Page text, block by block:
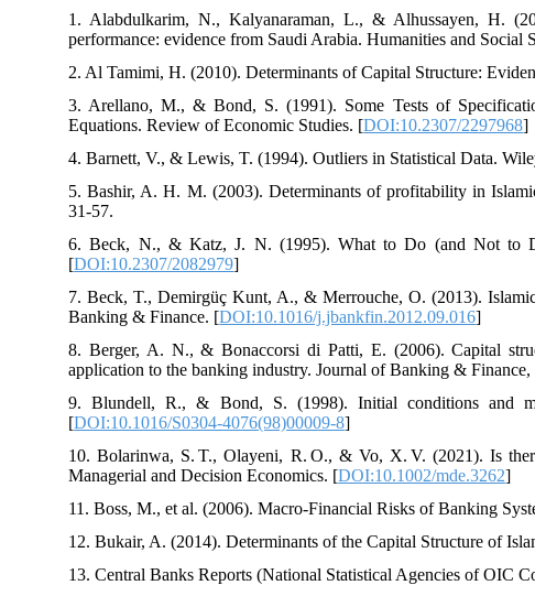
1. Alabdulkarim, N., Kalyanaraman, L., & Alhussayen, H.
performance: evidence from Saudi Arabia. Humanities and Social
2. Al Tamimi, H. (2010). Determinants of Capital Structure:
3. Arellano, M., & Bond, S. (1991). Some Tests of
Equations. Review of Economic Studies. [DOI:10.2307/2297968]
4. Barnett, V., & Lewis, T. (1994). Outliers in Statistical Data.
5. Bashir, A. H. M. (2003). Determinants of profitability in
31-57.
6. Beck, N., & Katz, J. N. (1995). What to Do (and Not to
[DOI:10.2307/2082979]
7. Beck, T., Demirgüç Kunt, A., & Merrouche, O. (2013).
Banking & Finance. [DOI:10.1016/j.jbankfin.2012.09.016]
8. Berger, A. N., & Bonaccorsi di Patti, E. (2006). Capital
application to the banking industry. Journal of Banking &
9. Blundell, R., & Bond, S. (1998). Initial conditions and
[DOI:10.1016/S0304-4076(98)00009-8]
10. Bolarinwa, S. T., Olayeni, R. O., & Vo, X. V. (2021). Is
Managerial and Decision Economics. [DOI:10.1002/mde.3262]
11. Boss, M., et al. (2006). Macro-Financial Risks of Banking
12. Bukair, A. (2014). Determinants of the Capital Structure of
13. Central Banks Reports (National Statistical Agencies of OIC